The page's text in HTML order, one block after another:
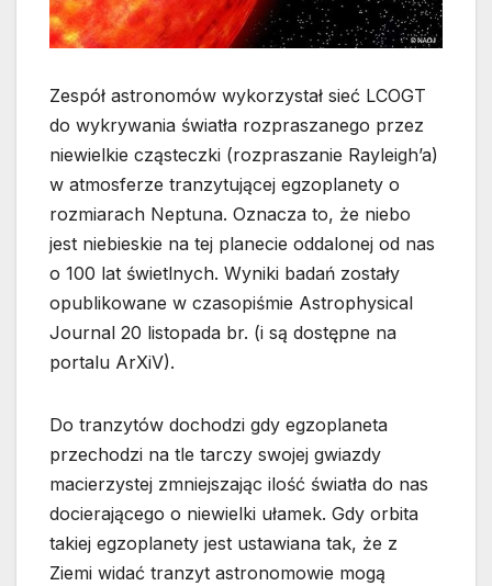
Zespół astronomów wykorzystał sieć LCOGT
do wykrywania światła rozpraszanego przez
niewielkie cząsteczki (rozpraszanie Rayleigh’a)
w atmosferze tranzytującej egzoplanety o
rozmiarach Neptuna. Oznacza to, że niebo
jest niebieskie na tej planecie oddalonej od nas
o 100 lat świetlnych. Wyniki badań zostały
opublikowane w czasopiśmie Astrophysical
Journal 20 listopada br. (i są dostępne na
portalu ArXiV).
Do tranzytów dochodzi gdy egzoplaneta
przechodzi na tle tarczy swojej gwiazdy
macierzystej zmniejszając ilość światła do nas
docierającego o niewielki ułamek. Gdy orbita
takiej egzoplanety jest ustawiana tak, że z
Ziemi widać tranzyt astronomowie mogą